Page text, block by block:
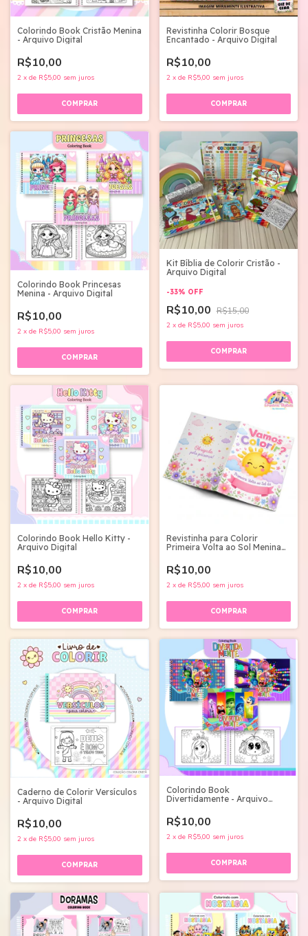
Colorindo Book Cristão Menina
- Arquivo Digital
R$10,00
2 x de R$5,00 sem juros
Revistinha Colorir Bosque
Encantado - Arquivo Digital
R$10,00
2 x de R$5,00 sem juros
Colorindo Book Princesas
Menina - Arquivo Digital
R$10,00
2 x de R$5,00 sem juros
Kit Bíblia de Colorir Cristão -
Arquivo Digital
-33% OFF
R$10,00 R$15,00
2 x de R$5,00 sem juros
Colorindo Book Hello Kitty -
Arquivo Digital
R$10,00
2 x de R$5,00 sem juros
Revistinha para Colorir
Primeira Volta ao Sol Menina
R$10,00
2 x de R$5,00 sem juros
Caderno de Colorir Versículos
- Arquivo Digital
R$10,00
2 x de R$5,00 sem juros
Colorindo Book
Divertidamente - Arquivo
R$10,00
2 x de R$5,00 sem juros